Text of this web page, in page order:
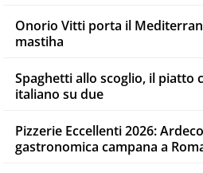
Onorio Vitti porta il
mastiha
Spaghetti allo scoglio, il piatto
italiano su due
Pizzerie Eccellenti 2026:
gastronomica campana a